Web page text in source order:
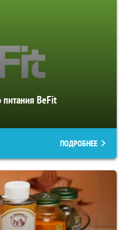
питания BeFit
ПОДРОБНЕЕ